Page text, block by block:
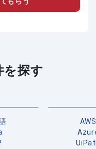
を探す
AWS